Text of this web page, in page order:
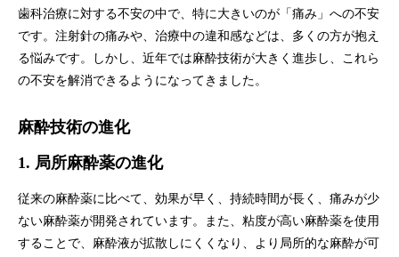
歯科治療に対する不安の中で、特に大きいのが「痛み」への不安
です。注射針の痛みや、治療中の違和感などは、多くの方が抱え
る悩みです。しかし、近年では麻酔技術が大きく進歩し、これら
の不安を解消できるようになってきました。
麻酔技術の進化
1. 局所麻酔薬の進化
従来の麻酔薬に比べて、効果が早く、持続時間が長く、痛みが少
ない麻酔薬が開発されています。また、粘度が高い麻酔薬を使用
することで、麻酔液が拡散しにくくなり、より局所的な麻酔が可